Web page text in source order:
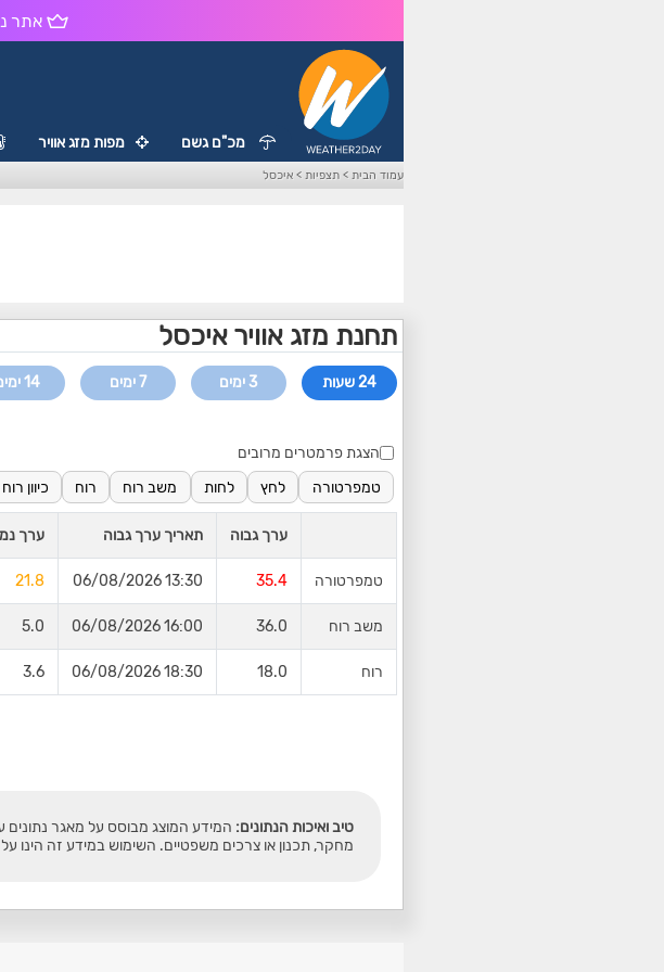
אתר
מכ"ם גשם מפות מזג אוויר
עמוד הבית >תצפיות >איכסל
תחנת מזג אוויר איכסל
24 שעות 3 ימים 7 ימים 14 ימים
הצגת פרמטרים מרובים
טמפרטורה
לחץ לחות משב רוח רוח כיוון רוח
ערך גבוה תאריך ערך גבוה ערך
טמפרטורה 35.4
13:30 06/08/2026
21.8
משב רוח 36.0
16:00 06/08/2026
5.0
רוח 18.0
18:30 06/08/2026
3.6
טיב ואיכות הנתונים: המידע המוצג מבוסס על מאגר נתונים
מחקר, תכנון או צרכים משפטיים. השימוש במידע זה הינו